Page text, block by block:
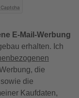
E-Mail-Werbung
erhalten. Ich
die
die
Kaufdaten,